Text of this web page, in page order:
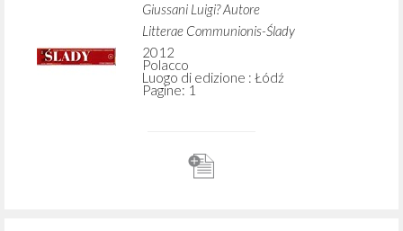
Giussani Luigi? Autore
Litterae Communionis-Ślady
2012
Polacco
Luogo di edizione : Łódź
Pagine: 1